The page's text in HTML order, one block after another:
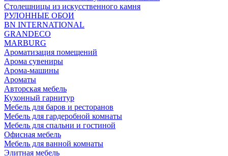
Столешницы из искусственного камня
РУЛОННЫЕ ОБОИ
BN INTERNATIONAL
GRANDECO
MARBURG
Ароматизация помещений
Арома сувениры
Арома-машины
Ароматы
Авторская мебель
Кухонный гарнитур
Мебель для баров и ресторанов
Мебель для гардеробной комнаты
Мебель для спальни и гостиной
Офисная мебель
Мебель для ванной комнаты
Элитная мебель